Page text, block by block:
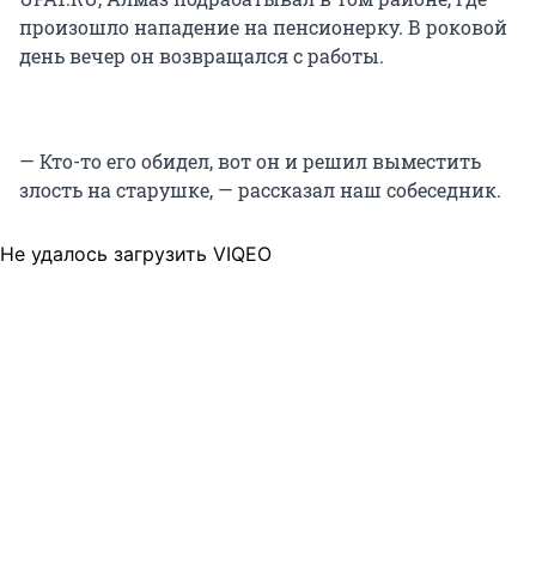
произошло нападение на пенсионерку. В роковой
день вечер он возвращался с работы.
— Кто-то его обидел, вот он и решил выместить
злость на старушке, — рассказал наш собеседник.
Не удалось загрузить VIQEO